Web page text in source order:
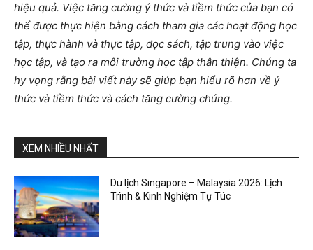
hiệu quả. Việc tăng cường ý thức và tiềm thức của bạn có
thể được thực hiện bằng cách tham gia các hoạt động học
tập, thực hành và thực tập, đọc sách, tập trung vào việc
học tập, và tạo ra môi trường học tập thân thiện. Chúng ta
hy vọng rằng bài viết này sẽ giúp bạn hiểu rõ hơn về ý
thức và tiềm thức và cách tăng cường chúng.
XEM NHIỀU NHẤT
Du lịch Singapore – Malaysia 2026: Lịch
Trình & Kinh Nghiệm Tự Túc